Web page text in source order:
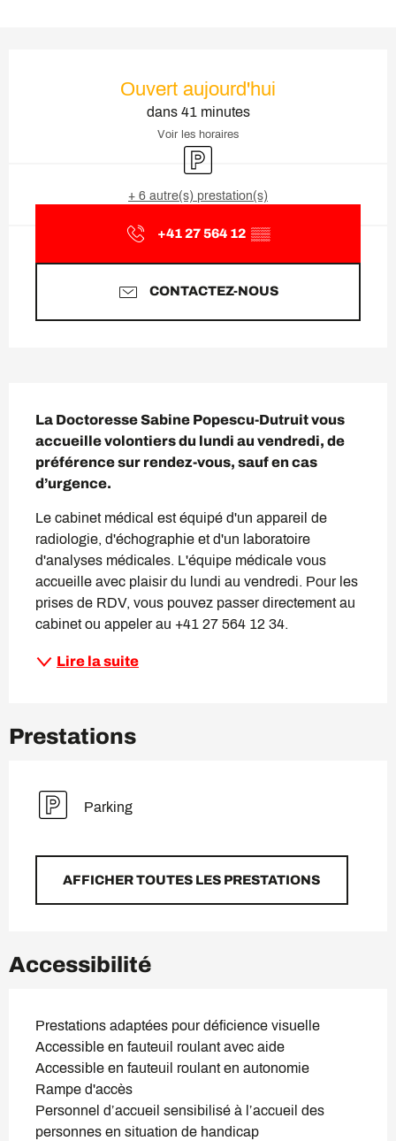
Ouvert aujourd'hui
dans 41 minutes
Voir les horaires
Parking
+ 6 autre(s) prestation(s)
+41 27 564 12 ▒▒
CONTACTEZ-NOUS
La Doctoresse Sabine Popescu-Dutruit vous
accueille volontiers du lundi au vendredi, de
préférence sur rendez-vous, sauf en cas
d’urgence.
Le cabinet médical est équipé d'un appareil de
radiologie, d'échographie et d'un laboratoire
d'analyses médicales. L'équipe médicale vous
accueille avec plaisir du lundi au vendredi. Pour les
prises de RDV, vous pouvez passer directement au
cabinet ou appeler au +41 27 564 12 34.
Lire la suite
Prestations
Parking
AFFICHER TOUTES LES PRESTATIONS
Accessibilité
Prestations adaptées pour déficience visuelle
Accessible en fauteuil roulant avec aide
Accessible en fauteuil roulant en autonomie
Rampe d'accès
Personnel d’accueil sensibilisé à l’accueil des
personnes en situation de handicap